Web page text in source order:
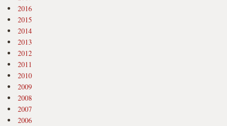
2016
2015
2014
2013
2012
2011
2010
2009
2008
2007
2006